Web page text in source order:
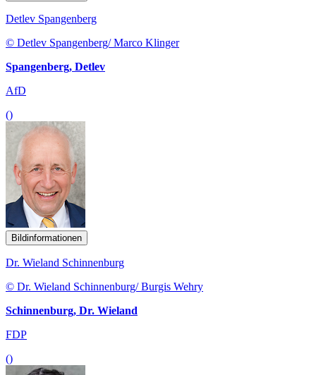
Detlev Spangenberg
© Detlev Spangenberg/ Marco Klinger
Spangenberg, Detlev
AfD
()
Bildinformationen
Dr. Wieland Schinnenburg
© Dr. Wieland Schinnenburg/ Burgis Wehry
Schinnenburg, Dr. Wieland
FDP
()